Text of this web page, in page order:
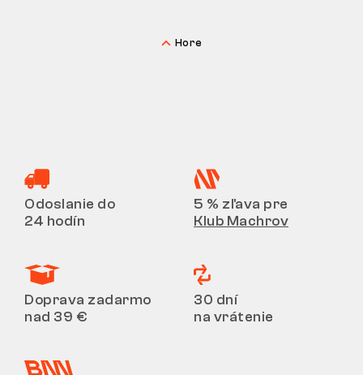
Hore
Odoslanie do
24 hodín
5 % zľava pre
Klub Machrov
Doprava zadarmo
nad 39 €
30 dní
na vrátenie